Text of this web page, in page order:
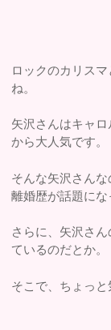
ロックのカリス
ね。
矢沢さんはキャ
から大人気です。
そんな矢沢さん
離婚歴が話題にな
さらに、矢沢さ
ているのだとか。
そこで、ちょっと